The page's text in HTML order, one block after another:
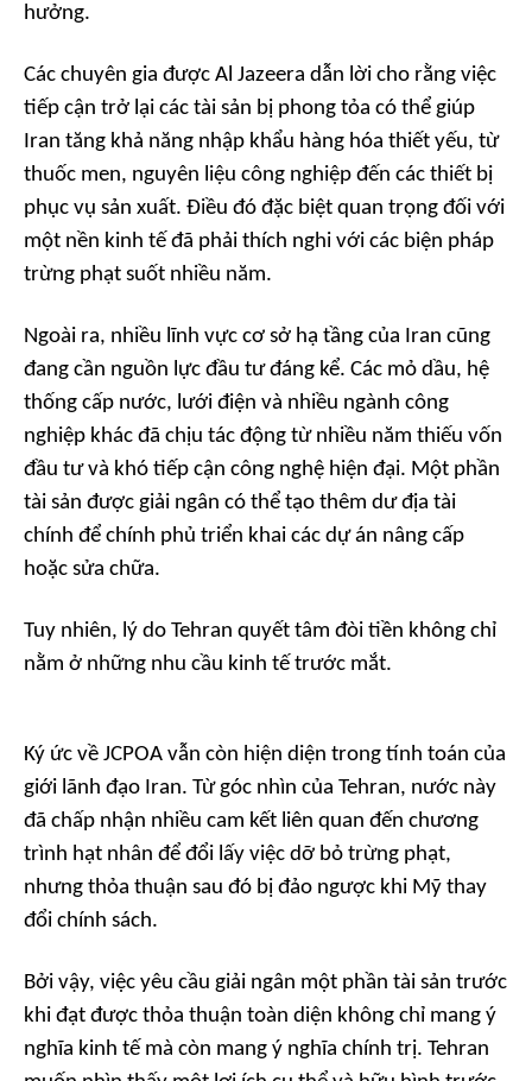
hưởng.
Các chuyên gia được Al Jazeera dẫn lời cho rằng việc
tiếp cận trở lại các tài sản bị phong tỏa có thể giúp
Iran tăng khả năng nhập khẩu hàng hóa thiết yếu, từ
thuốc men, nguyên liệu công nghiệp đến các thiết bị
phục vụ sản xuất. Điều đó đặc biệt quan trọng đối với
một nền kinh tế đã phải thích nghi với các biện pháp
trừng phạt suốt nhiều năm.
Ngoài ra, nhiều lĩnh vực cơ sở hạ tầng của Iran cũng
đang cần nguồn lực đầu tư đáng kể. Các mỏ dầu, hệ
thống cấp nước, lưới điện và nhiều ngành công
nghiệp khác đã chịu tác động từ nhiều năm thiếu vốn
đầu tư và khó tiếp cận công nghệ hiện đại. Một phần
tài sản được giải ngân có thể tạo thêm dư địa tài
chính để chính phủ triển khai các dự án nâng cấp
hoặc sửa chữa.
Tuy nhiên, lý do Tehran quyết tâm đòi tiền không chỉ
nằm ở những nhu cầu kinh tế trước mắt.
Ký ức về JCPOA vẫn còn hiện diện trong tính toán của
giới lãnh đạo Iran. Từ góc nhìn của Tehran, nước này
đã chấp nhận nhiều cam kết liên quan đến chương
trình hạt nhân để đổi lấy việc dỡ bỏ trừng phạt,
nhưng thỏa thuận sau đó bị đảo ngược khi Mỹ thay
đổi chính sách.
Bởi vậy, việc yêu cầu giải ngân một phần tài sản trước
khi đạt được thỏa thuận toàn diện không chỉ mang ý
nghĩa kinh tế mà còn mang ý nghĩa chính trị. Tehran